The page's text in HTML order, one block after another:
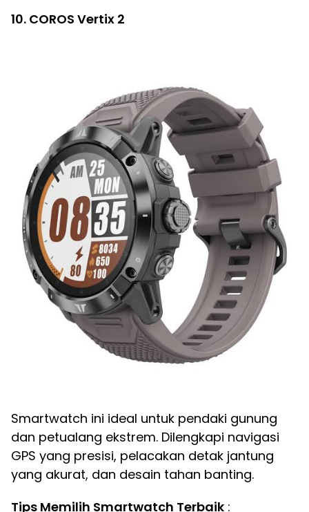
10. COROS Vertix 2
Smartwatch ini ideal untuk pendaki gunung
dan petualang ekstrem. Dilengkapi navigasi
GPS yang presisi, pelacakan detak jantung
yang akurat, dan desain tahan banting.
Tips Memilih Smartwatch Terbaik :